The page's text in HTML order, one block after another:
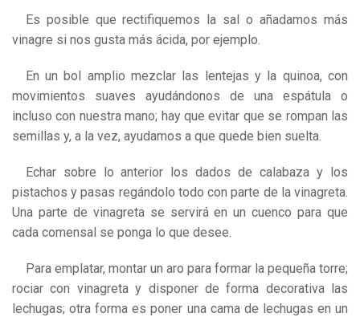
Es posible que rectifiquemos la sal o añadamos más
vinagre si nos gusta más ácida, por ejemplo.
En un bol amplio mezclar las lentejas y la quinoa, con
movimientos suaves ayudándonos de una espátula o
incluso con nuestra mano; hay que evitar que se rompan las
semillas y, a la vez, ayudamos a que quede bien suelta.
Echar sobre lo anterior los dados de calabaza y los
pistachos y pasas regándolo todo con parte de la vinagreta.
Una parte de vinagreta se servirá en un cuenco para que
cada comensal se ponga lo que desee.
Para emplatar, montar un aro para formar la pequeña torre;
rociar con vinagreta y disponer de forma decorativa las
lechugas; otra forma es poner una cama de lechugas en un